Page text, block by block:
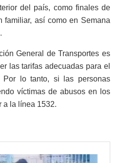
del país, como finales de
familiar, así como en Semana
General de Transportes es
las tarifas adecuadas para el
Por lo tanto, si las personas
víctimas de abusos en los
a la línea 1532.